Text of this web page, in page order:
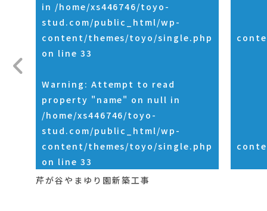
in /home/xs446746/toyo-
stud.com/public_html/wp-
content/themes/toyo/single.php
on line 33
Warning : Attempt to read
property "name" on null in
/home/xs446746/toyo-
stud.com/public_html/wp-
content/themes/toyo/single.php
on line 33
芹が谷やまゆり園新築工事